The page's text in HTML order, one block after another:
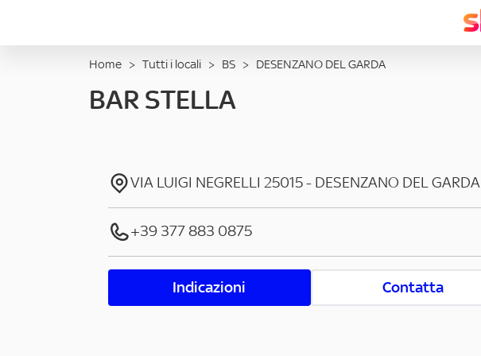
Home > Tutti i locali > BS > DESENZANO DEL GARDA
BAR STELLA
VIA LUIGI NEGRELLI 25015- DESENZANO DEL GARDA
+39 377 883 0875
Indicazioni Contatta